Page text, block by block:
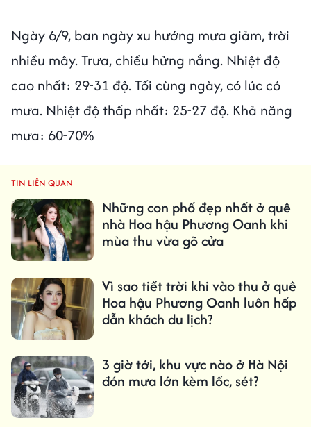
Ngày 6/9, ban ngày xu hướng mưa giảm, trời
nhiều mây. Trưa, chiều hửng nắng. Nhiệt độ
cao nhất: 29-31 độ. Tối cùng ngày, có lúc có
mưa. Nhiệt độ thấp nhất: 25-27 độ. Khả năng
mưa: 60-70%
TIN LIÊN QUAN
Những con phố đẹp nhất ở quê
nhà Hoa hậu Phương Oanh khi
mùa thu vừa gõ cửa
Vì sao tiết trời khi vào thu ở quê
Hoa hậu Phương Oanh luôn hấp
dẫn khách du lịch?
3 giờ tới, khu vực nào ở Hà Nội
đón mưa lớn kèm lốc, sét?